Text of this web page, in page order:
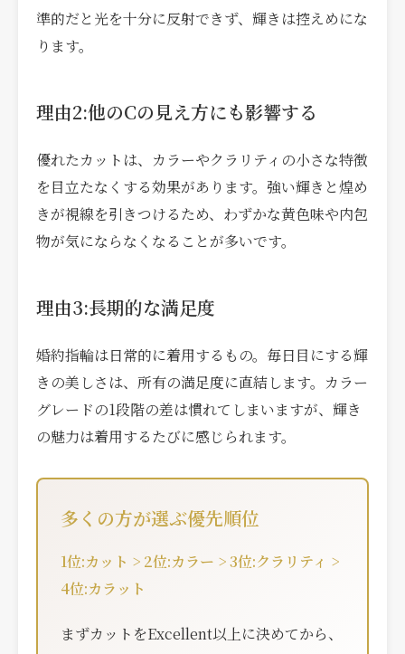
準的だと光を十分に反射できず、輝きは控えめにな
ります。
理由2:他のCの見え方にも影響する
優れたカットは、カラーやクラリティの小さな特徴
を目立たなくする効果があります。強い輝きと煌め
きが視線を引きつけるため、わずかな黄色味や内包
物が気にならなくなることが多いです。
理由3:長期的な満足度
婚約指輪は日常的に着用するもの。毎日目にする輝
きの美しさは、所有の満足度に直結します。カラー
グレードの1段階の差は慣れてしまいますが、輝き
の魅力は着用するたびに感じられます。
多くの方が選ぶ優先順位
1位:カット > 2位:カラー > 3位:クラリティ >
4位:カラット
まずカットをExcellent以上に決めてから、